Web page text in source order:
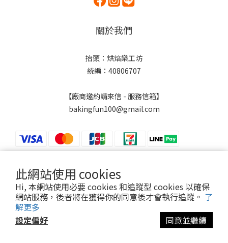
此網站使用 cookies
Hi, 本網站使用必要 cookies 和追蹤型 cookies 以確保
網站服務，後者將在獲得你的同意後才會執行追蹤。 了
解更多
設定偏好
同意並繼續
關於我們
抬頭：烘焙樂工坊
統編：40806707
【廠商邀約請來信 - 服務信箱】
bakingfun100@gmail.com
$TWD 繁體中文